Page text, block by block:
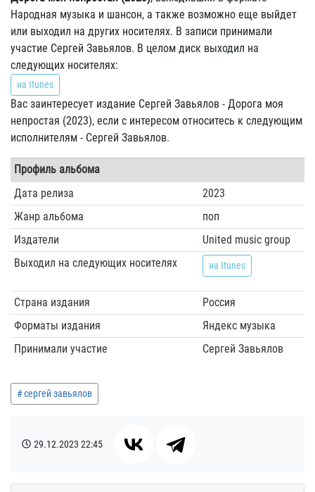
Народная музыка и шансон, а также возможно еще выйдет
или выходил на других носителях. В записи принимали
участие Сергей Завьялов. В целом диск выходил на
следующих носителях:
на Itunes
Вас заинтересует издание Сергей Завьялов - Дорога моя
непростая (2023), если с интересом относитесь к следующим
исполнителям - Сергей Завьялов.
Профиль альбома
Дата релиза
2023
Жанр альбома
поп
Издатели
United music group
Выходил на следующих носителях
на Itunes
Страна издания
Россия
Форматы издания
Яндекс музыка
Принимали участие
Сергей Завьялов
сергей завьялов
29.12.2023 22:45